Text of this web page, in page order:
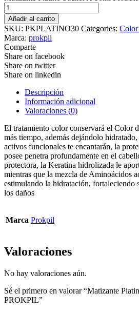
Añadir al carrito
SKU: PKPLATINO30 Categories: Color
Marca: prokpil
Comparte
Share on facebook
Share on twitter
Share on linkedin
Descripción
Información adicional
Valoraciones (0)
El tratamiento color conservará el Color
más tiempo, además dejándolo
activos funcionales te encantarán, la
posee penetra profundamente en el
protectora, la Keratina hidrolizada le
mientras que la mezcla de Aminoácidos
estimulando la hidratación, fortaleciendo
los daños
Marca Prokpil
Valoraciones
No hay valoraciones aún.
Sé el primero en valorar “Matizante
PROKPIL”